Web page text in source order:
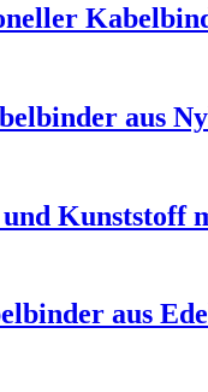
aus
Kunststoff
aus